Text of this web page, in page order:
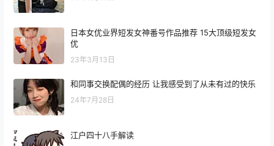
日本女优业界短发女神番号作品推荐 15大顶级短发女
优
23年3月13日
和同事交换配偶的经历 让我感受到了从未有过的快乐
24年7月28日
江户四十八手解读